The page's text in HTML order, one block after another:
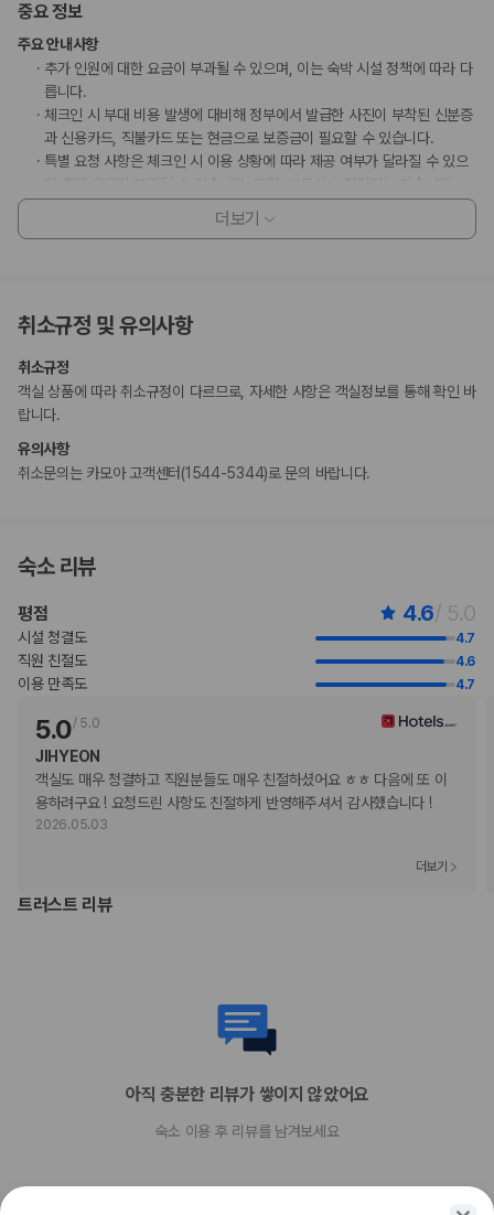
중요 정보
주요 안내사항
추가 인원에 대한 요금이 부과될 수 있으며, 이는 숙박 시설 정책에 따라 다
릅니다.
체크인 시 부대 비용 발생에 대비해 정부에서 발급한 사진이 부착된 신분증
과 신용카드, 직불카드 또는 현금으로 보증금이 필요할 수 있습니다.
특별 요청 사항은 체크인 시 이용 상황에 따라 제공 여부가 달라질 수 있으
이 숙박 시설에서 사용 가능한 결제 수단은 신용카드, 직불카드, 현금입니
고객 정책과 문화적 기준이나 규범은 국가 및 숙박 시설에 따라 다를 수 있
아침 식사 포함 요금제로 예약된 성인과 침대를 공유하는 만 2 ~ 17세 어린
이에 대해서는 추가 아침 식사 요금이 적용됩니다.
수영장 이용 시간은 06:00 ~ 22:00입니다.
만 11 세 이하 아동은 부모 또는 보호자와 같은 객실에서 침구를 추가하지
않고 이용할 경우 무료로 숙박할 수 있습니다(최대 2명).
등록된 고객만 객실에 허용됩니다.
일부 시설의 경우 출입이 제한될 수 있습니다. 자세한 내용은 예약 확인 메
일에 나와 있는 연락처 정보로 해당 숙박 시설에 직접 문의하실 수 있습니
이 숙박 시설에서는 특정 객실에만 반려동물 동반이 가능하며 기타 반려동
물 제한 사항이 있습니다. 추가 요금이 적용되며 요금 섹션에서 확인하실
수 있습니다. 예약 확인 메일에 나와 있는 연락처 정보로 해당 숙박 시설에
직접 연락하여 반려동물 동반과 관련된 사항을 문의하실 수 있습니다.
주차 시 높이 제한이 적용됩니다.
비대면 체크아웃 서비스를 이용하실 수 있습니다.
이 숙박 시설에서는 고객의 모든 성적 지향과 성 정체성을 존중합니다(성소
수자(LGBTQ+) 환영).
지불 요금
뷔페아침 식사 요금: 성인 KRW 67000, 어린이 KRW 33500(대략적인
주차 대행 요금: 숙박 기간 내 1회, KRW 29000
장애인 안내 동물의 경우 요금 면제
더보기
취소규정 및 유의사항
취소규정
객실 상품에 따라 취소규정이 다르므로, 자세한 사항은 객실정보를 통해 확인 바
랍니다.
유의사항
취소문의는 카모아 고객센터(1544-5344)로 문의 바랍니다.
숙소 리뷰
평점 4.6/ 5.0
시설 청결도 4.7
직원 친절도 4.6
이용 만족도 4.7
5.0/ 5.0
JIHYEON
객실도 매우 청결하고 직원분들도 매우 친절하셨어요 ㅎㅎ 다음에 또 이
용하려구요 ! 요청드린 사항도 친절하게 반영해주셔서 감사했습니다 !
2026.05.03
더보기
트러스트 리뷰
아직 충분한 리뷰가 쌓이지 않았어요
숙소 이용 후 리뷰를 남겨보세요